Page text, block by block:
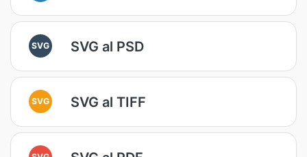
SVG SVG al PSD
SVG SVG al TIFF